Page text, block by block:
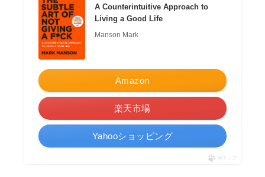
A Counterintuitive Approach to
Living a Good Life
Manson Mark
Amazon
楽天市場
Yahooショッピング
ポチップ